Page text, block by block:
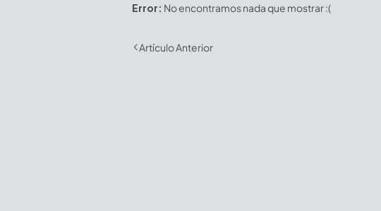
Error: No encontramos nada que mostrar :(
Artículo Anterior